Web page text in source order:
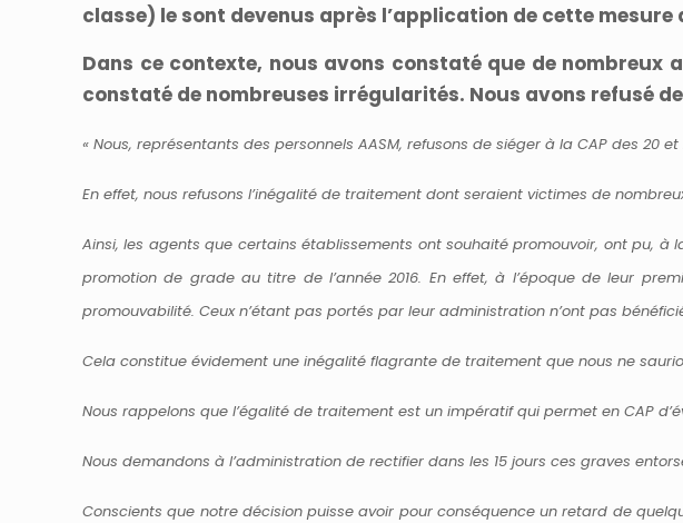
classe) le sont devenus après l’application de cette mesure
Dans ce contexte, nous avons constaté que de nombreux
constaté de nombreuses irrégularités. Nous avons refusé
« Nous, représentants des personnels AASM, refusons de siéger à la CAP des 20 et
En effet, nous refusons l’inégalité de traitement dont seraient victimes de
Ainsi, les agents que certains établissements ont souhaité promouvoir, ont pu,
promotion de grade au titre de l’année 2016. En effet, à l’époque de leur
promouvabilité. Ceux n’étant pas portés par leur administration n’ont pas
Cela constitue évidement une inégalité flagrante de traitement que nous ne
Nous rappelons que l’égalité de traitement est un impératif qui permet en CAP
Nous demandons à l’administration de rectifier dans les 15 jours ces graves
Conscients que notre décision puisse avoir pour conséquence un retard de